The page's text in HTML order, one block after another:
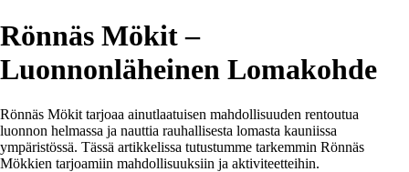
Rönnäs Mökit –
Luonnonläheinen Lomakohde
Rönnäs Mökit tarjoaa ainutlaatuisen mahdollisuuden rentoutua
luonnon helmassa ja nauttia rauhallisesta lomasta kauniissa
ympäristössä. Tässä artikkelissa tutustumme tarkemmin Rönnäs
Mökkien tarjoamiin mahdollisuuksiin ja aktiviteetteihin.